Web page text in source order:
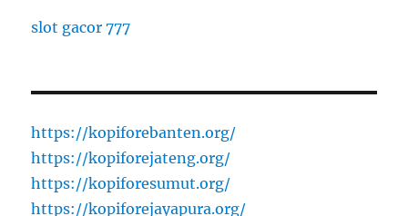
slot gacor 777
https://kopiforebanten.org/
https://kopiforejateng.org/
https://kopiforesumut.org/
https://kopiforejayapura.org/